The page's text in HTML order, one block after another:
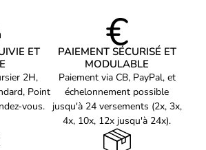
:
tous vos appareils grâce aux multiples
PC Iiyama. Profitez d'une expérience
votre console, votre PC ou tout
Avec une compatibilité étendue,
allié pour tous vos besoins en matière
16,7 millions de couleurs
0,311 x 0,311 mm
30 - 285 kHz
48 - 240 Hz
ET
2H,
Point
vous.
PAIEMENT SÉCURISÉ ET
MODULABLE
Paiement via CB, PayPal, et
échelonnement possible
jusqu'à 24 versements (2x, 3x,
4x, 10x, 12x jusqu'à 24x).